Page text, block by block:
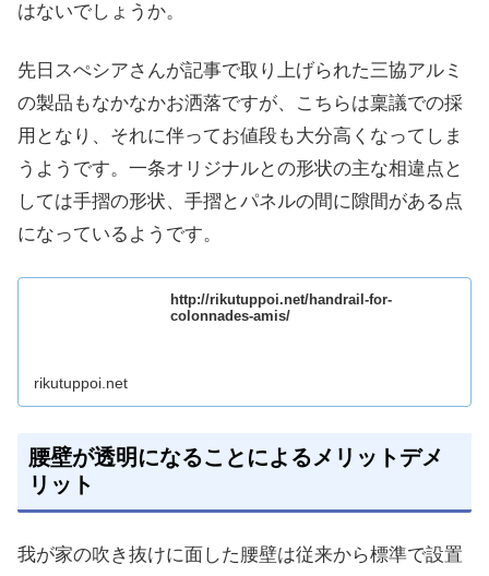
はないでしょうか。
先日スぺシアさんが記事で取り上げられた三協アルミ
の製品もなかなかお洒落ですが、こちらは稟議での採
用となり、それに伴ってお値段も大分高くなってしま
うようです。一条オリジナルとの形状の主な相違点と
しては手摺の形状、手摺とパネルの間に隙間がある点
になっているようです。
http://rikutuppoi.net/handrail-for-
colonnades-amis/
rikutuppoi.net
腰壁が透明になることによるメリットデメ
リット
我が家の吹き抜けに面した腰壁は従来から標準で設置